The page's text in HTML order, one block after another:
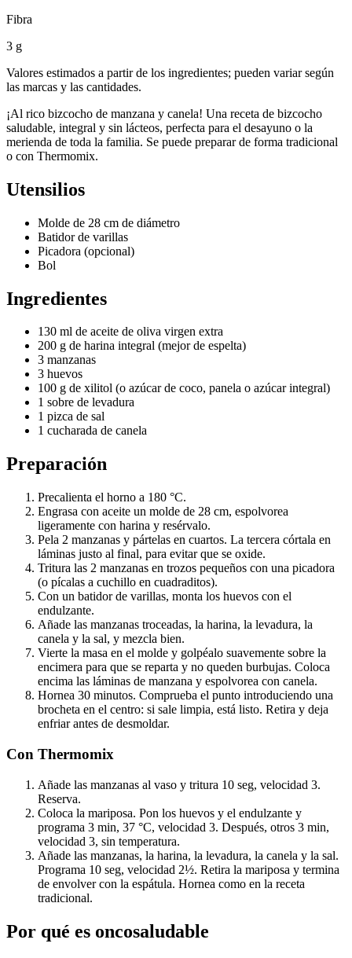
Fibra
3 g
Valores estimados a partir de los ingredientes; pueden variar según
las marcas y las cantidades.
¡Al rico bizcocho de manzana y canela! Una receta de bizcocho
saludable, integral y sin lácteos, perfecta para el desayuno o la
merienda de toda la familia. Se puede preparar de forma tradicional
o con Thermomix.
Utensilios
Molde de 28 cm de diámetro
Batidor de varillas
Picadora (opcional)
Bol
Ingredientes
130 ml de aceite de oliva virgen extra
200 g de harina integral (mejor de espelta)
3 manzanas
3 huevos
100 g de xilitol (o azúcar de coco, panela o azúcar integral)
1 sobre de levadura
1 pizca de sal
1 cucharada de canela
Preparación
Precalienta el horno a 180 °C.
Engrasa con aceite un molde de 28 cm, espolvorea
ligeramente con harina y resérvalo.
Pela 2 manzanas y pártelas en cuartos. La tercera córtala en
láminas justo al final, para evitar que se oxide.
Tritura las 2 manzanas en trozos pequeños con una picadora
(o pícalas a cuchillo en cuadraditos).
Con un batidor de varillas, monta los huevos con el
endulzante.
Añade las manzanas troceadas, la harina, la levadura, la
canela y la sal, y mezcla bien.
Vierte la masa en el molde y golpéalo suavemente sobre la
encimera para que se reparta y no queden burbujas. Coloca
encima las láminas de manzana y espolvorea con canela.
Hornea 30 minutos. Comprueba el punto introduciendo una
brocheta en el centro: si sale limpia, está listo. Retira y deja
enfriar antes de desmoldar.
Con Thermomix
Añade las manzanas al vaso y tritura 10 seg, velocidad 3.
Reserva.
Coloca la mariposa. Pon los huevos y el endulzante y
programa 3 min, 37 °C, velocidad 3. Después, otros 3 min,
velocidad 3, sin temperatura.
Añade las manzanas, la harina, la levadura, la canela y la sal.
Programa 10 seg, velocidad 2½. Retira la mariposa y termina
de envolver con la espátula. Hornea como en la receta
tradicional.
Por qué es oncosaludable